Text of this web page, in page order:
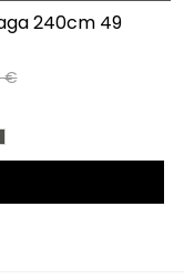
240cm 49
€
PIZARRA